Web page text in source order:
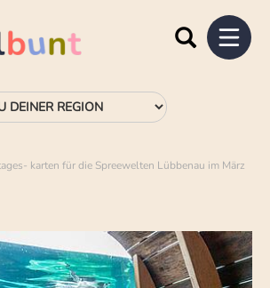
karten für die Spreewelten Lübbenau im März